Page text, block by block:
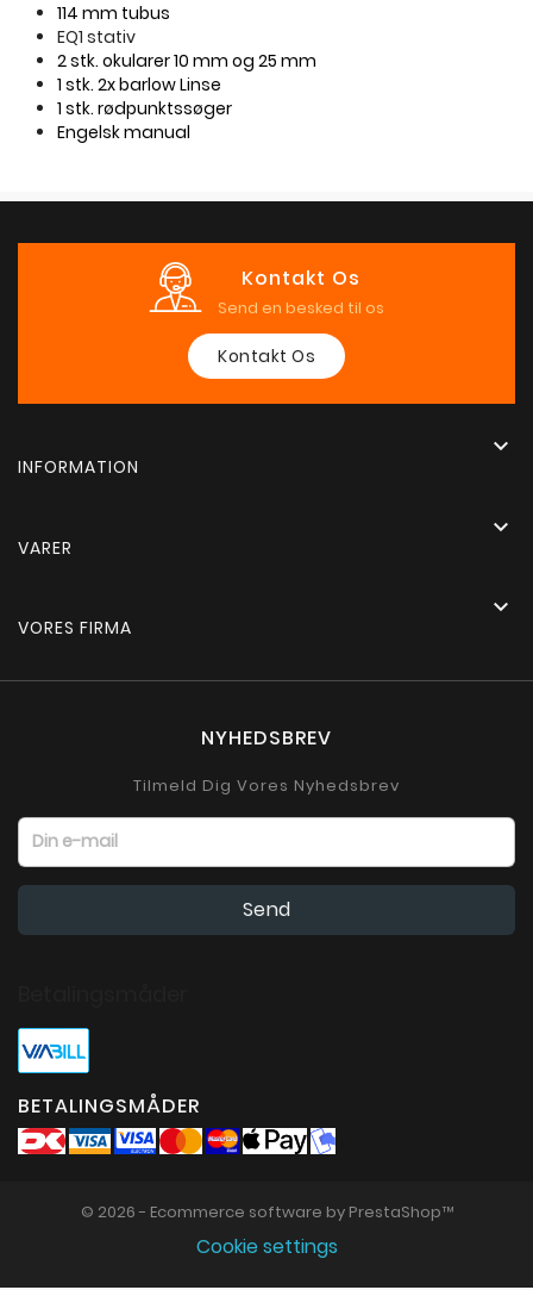
114 mm tubus
EQ1 stativ
2 stk. okularer 10 mm og 25 mm
1 stk. 2x barlow Linse
1 stk. rødpunktssøger
Engelsk manual
Kontakt Os
Send en besked til os
Kontakt Os
INFORMATION

VARER

VORES FIRMA

NYHEDSBREV
Tilmeld Dig Vores Nyhedsbrev
BETALINGSMÅDER
© 2026 - Ecommerce software by PrestaShop™
Cookie settings